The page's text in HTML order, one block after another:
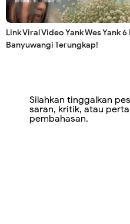
Link Viral Video Yank Wes Yank
Banyuwangi Terungkap!
Silahkan tinggalkan
saran, kritik, atau
pembahasan.